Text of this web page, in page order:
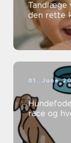
Tandlæge
den rette
01. June
race og